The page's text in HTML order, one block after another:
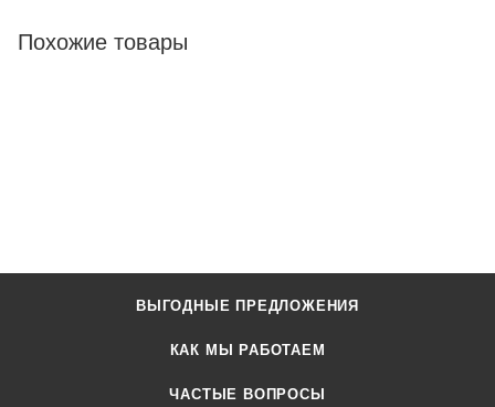
Похожие товары
ВЫГОДНЫЕ ПРЕДЛОЖЕНИЯ
КАК МЫ РАБОТАЕМ
ЧАСТЫЕ ВОПРОСЫ